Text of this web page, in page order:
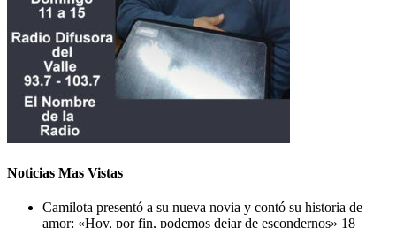
Noticias Mas Vistas
Camilota presentó a su nueva novia y contó su historia de
amor: «Hoy, por fin, podemos dejar de escondernos» 18